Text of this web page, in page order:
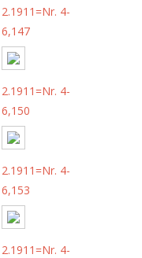
2.1911=Nr. 4-
6,147
2.1911=Nr. 4-
6,150
2.1911=Nr. 4-
6,153
2.1911=Nr. 4-